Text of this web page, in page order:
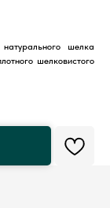
шелка
шелковистого